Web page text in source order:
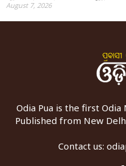
August 7, 2026
Odia Pua is the first
Published from New
Contact us: